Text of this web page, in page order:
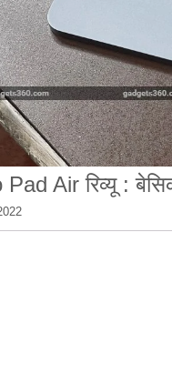
Pad Air रिव्यू :